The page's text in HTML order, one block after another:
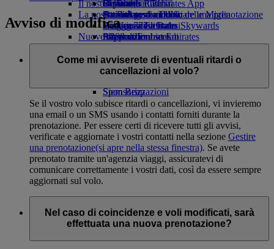
tab
Bevande
La nostra flotta
Boeing 777
A380 di Emirates
A350 di Emirates
Emirates Executive
Disposizione dei posti
Giocattoli
Attività per bambini
Il nostro pianeta
Attività sostenibili
Politica ambientale
Rapporti ambientali
Le nostre comunità
Emirates Airline FoundationEmirates
Airline Foundation Opens an external link
Sponsorizzazioni
Da Roma a Dubai
Da Bologna a Dubai
Da Venezia a Dubai
Nuove destinazioni
Helsinki
Hangzhou
Đà Nẵng
Siem Reap
Skywards Rail
Strumento di calcolo delle Miglia
Accesso a Emirates Skywards
Skywards+
Cellulare ed Emirates App
Cancellare o modificare una prenotazione
Viaggio modificato
Informazioni su Emirates
Avviso di modifica
Come mi avviserete di eventuali ritardi o
cancellazioni al volo?
Se il vostro volo subisce ritardi o cancellazioni, vi invieremo
una email o un SMS usando i contatti forniti durante la
prenotazione. Per essere certi di ricevere tutti gli avvisi,
verificate e aggiornate i vostri contatti nella sezione Gestire
una prenotazione(si apre nella stessa finestra). Se avete
prenotato tramite un'agenzia viaggi, assicuratevi di
comunicare correttamente i vostri dati, così da essere sempre
aggiornati sul volo.
Nel caso di coincidenze e voli modificati, sarà
effettuata una nuova prenotazione?